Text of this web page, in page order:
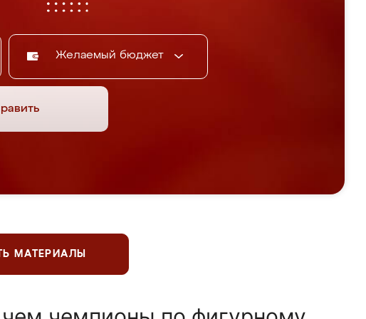
Желаемый бюджет
МАТЕРИАЛЫ